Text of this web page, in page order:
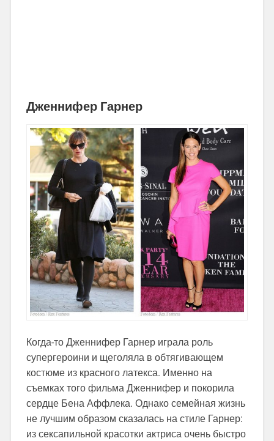
Дженнифер Гарнер
Когда-то Дженнифер Гарнер играла роль
супергероини и щеголяла в обтягивающем
костюме из красного латекса. Именно на
съемках того фильма Дженнифер и покорила
сердце Бена Аффлека. Однако семейная жизнь
не лучшим образом сказалась на стиле Гарнер:
из сексапильной красотки актриса очень быстро